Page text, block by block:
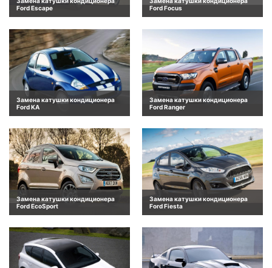
Ford Escape
Ford Focus
Замена катушки кондиционера
Ford KA
Замена катушки кондиционера
Ford Ranger
Замена катушки кондиционера
Ford EcoSport
Замена катушки кондиционера
Ford Fiesta